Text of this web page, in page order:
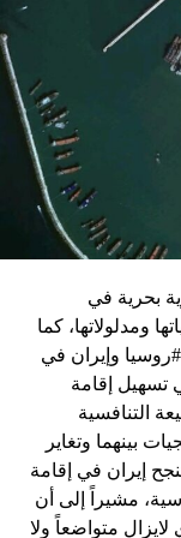
لوقف لإطلاق
بالتأكيد على أن
حكومته.
بقاء القوات
من إعادة
الفلسطيني
حديث من هذا
المجتمع
قدمه جو بايدن
بحرية في
ومدلولاتها، كما
وإيران في
تسهيل إقامة
التنافسية
بينهما وتغاير
إيران في إقامة
مشيراً إلى أن
متواضعاً ولا